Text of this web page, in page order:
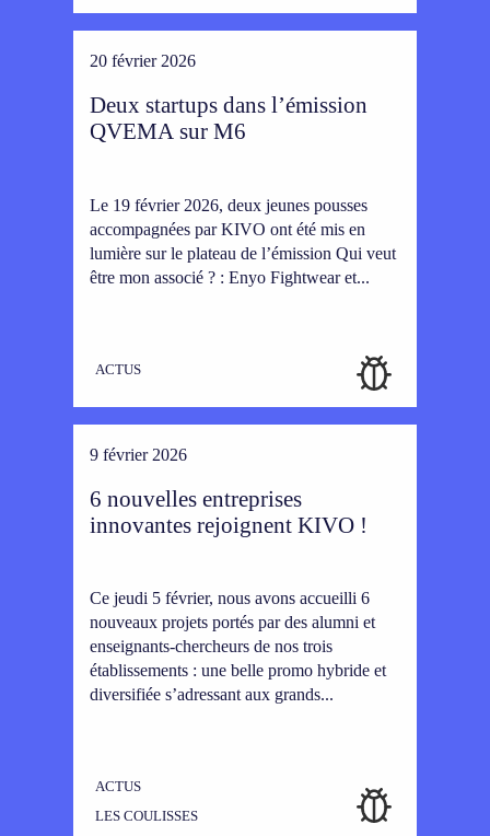
20 février 2026
Deux startups dans l’émission
QVEMA sur M6
Le 19 février 2026, deux jeunes pousses
accompagnées par KIVO ont été mis en
lumière sur le plateau de l’émission Qui veut
être mon associé ? : Enyo Fightwear et...
ACTUS
9 février 2026
6 nouvelles entreprises
innovantes rejoignent KIVO !
Ce jeudi 5 février, nous avons accueilli 6
nouveaux projets portés par des alumni et
enseignants-chercheurs de nos trois
établissements : une belle promo hybride et
diversifiée s’adressant aux grands...
ACTUS
LES COULISSES